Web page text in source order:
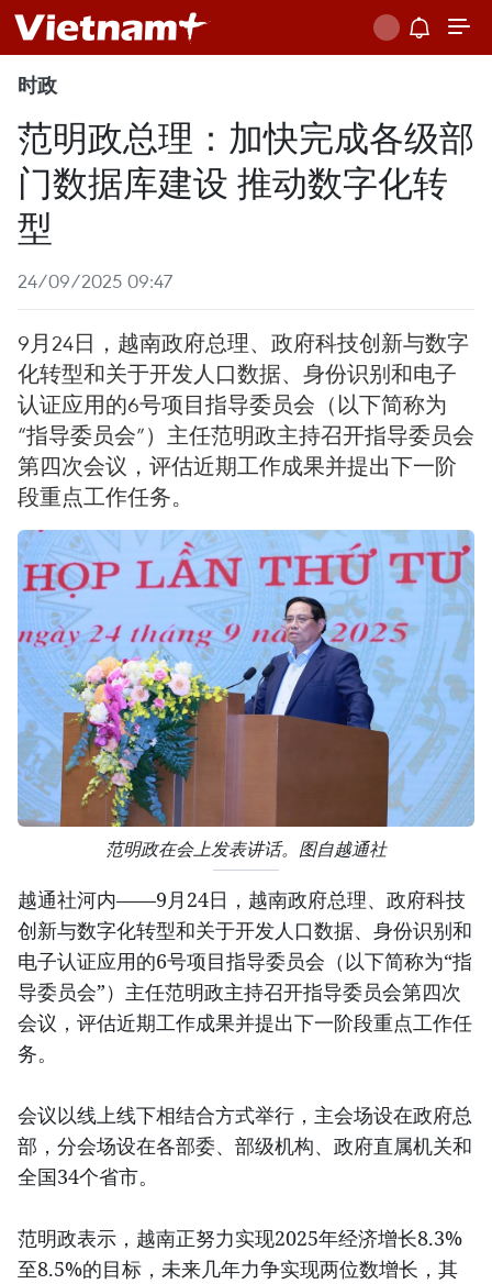
时政
范明政总理：加快完成各级部
门数据库建设 推动数字化转
型
24/09/2025 09:47
9月24日，越南政府总理、政府科技创新与数字
化转型和关于开发人口数据、身份识别和电子
认证应用的6号项目指导委员会（以下简称为
“指导委员会”）主任范明政主持召开指导委员会
第四次会议，评估近期工作成果并提出下一阶
段重点工作任务。
范明政在会上发表讲话。图自越通社
越通社河内——9月24日，越南政府总理、政府科技
创新与数字化转型和关于开发人口数据、身份识别和
电子认证应用的6号项目指导委员会（以下简称为“指
导委员会”）主任范明政主持召开指导委员会第四次
会议，评估近期工作成果并提出下一阶段重点工作任
务。
会议以线上线下相结合方式举行，主会场设在政府总
部，分会场设在各部委、部级机构、政府直属机关和
全国34个省市。
范明政表示，越南正努力实现2025年经济增长8.3%
至8.5%的目标，未来几年力争实现两位数增长，其